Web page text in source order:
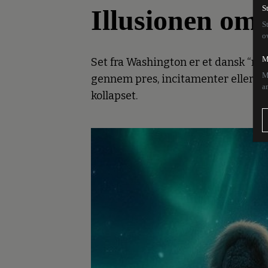
Illusionen om
Set fra Washington er et dansk
gennem pres, incitamenter eller
kollapset.